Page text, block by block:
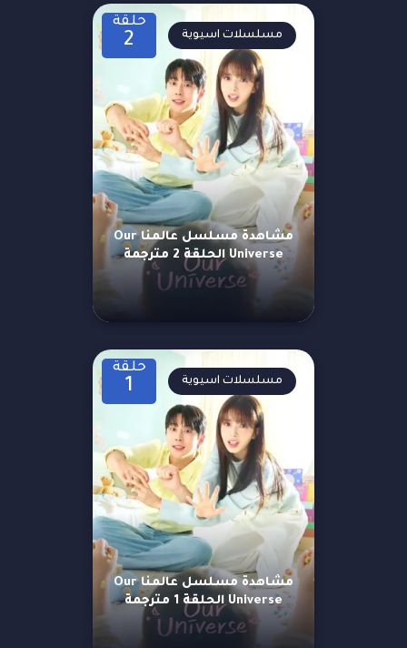
حلقة
2
مشاهدة مسلسل عالمنا Our
Universe الحلقة 2 مترجمة
مسلسلات اسيوية
حلقة
1
مشاهدة مسلسل عالمنا Our
Universe الحلقة 1 مترجمة
مسلسلات اسيوية